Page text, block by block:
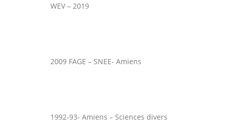
WEV – 2019
2009 FAGE – SNEE- Amiens
1992-93- Amiens – Sciences divers